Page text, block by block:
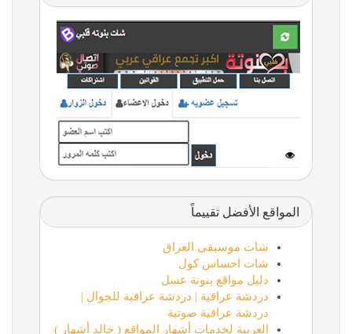
المواقع الأفضل تقييماً
شات موسيقى العراق
شات احساس كول
دليل مواقع بنوتة عسل
دردشة عراقية | دردشة عراقية للجوال |
دردشة عراقية صوتية
العربية لخدمات أشهار المواقع ( خالد أشهار )